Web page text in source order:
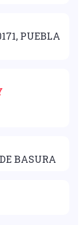
PUEBLA
BASURA